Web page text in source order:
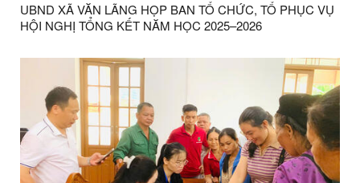
UBND XÃ VĂN LÃNG HỌP BAN TỔ CHỨC, TỔ PHỤC VỤ
HỘI NGHỊ TỔNG KẾT NĂM HỌC 2025–2026